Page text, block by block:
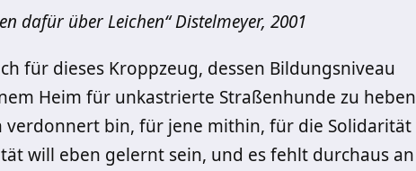
dafür über Leichen“ Distelmeyer, 2001
für dieses Kroppzeug, dessen Bildungsniveau
Heim für unkastrierte Straßenhunde zu heben
verdonnert bin, für jene mithin, für die Solidarität
will eben gelernt sein, und es fehlt durchaus an